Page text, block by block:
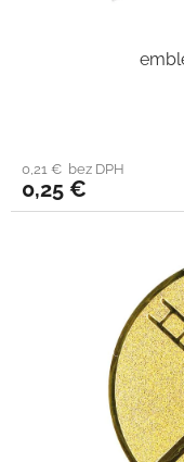
0,21 € bez DPH
0,25 €